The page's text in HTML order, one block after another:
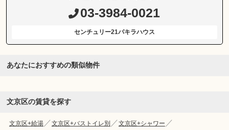
03-3984-0021
センチュリー21パキラハウス
あなたにおすすめの類似物件
文京区の賃貸を探す
文京区+給湯 文京区+バストイレ別
文京区+シャワー